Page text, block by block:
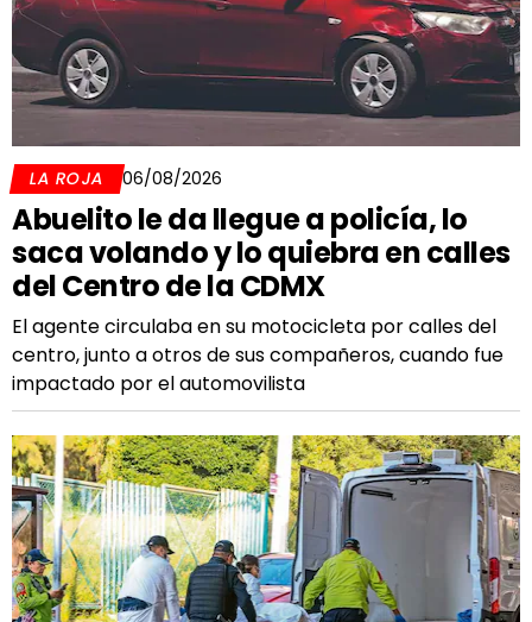
LA ROJA 06/08/2026
Abuelito le da llegue a policía, lo
saca volando y lo quiebra en calles
del Centro de la CDMX
El agente circulaba en su motocicleta por calles del
centro, junto a otros de sus compañeros, cuando fue
impactado por el automovilista